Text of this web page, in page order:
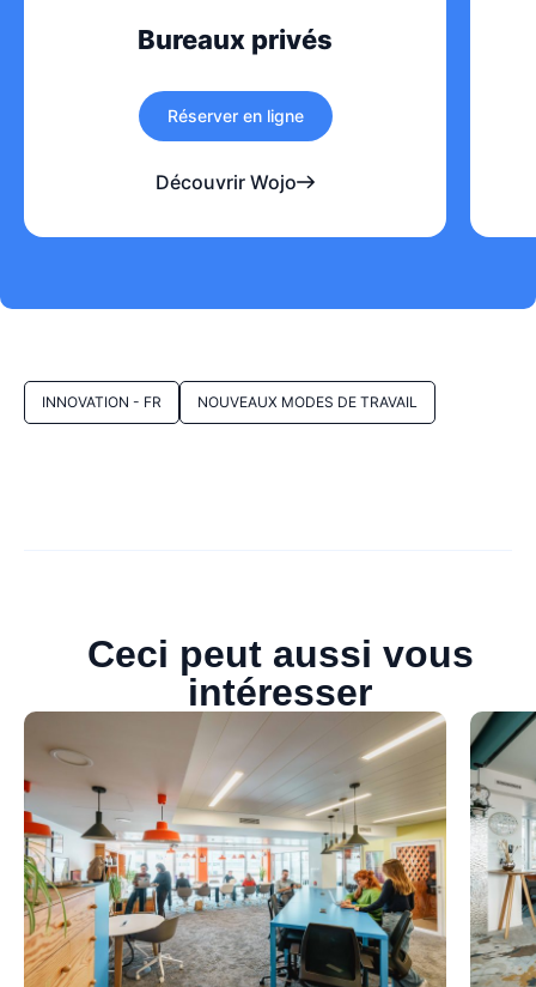
Bureaux privés
Réserver en ligne
Découvrir Wojo
INNOVATION - FR NOUVEAUX MODES DE TRAVAIL
Ceci peut aussi vous
intéresser